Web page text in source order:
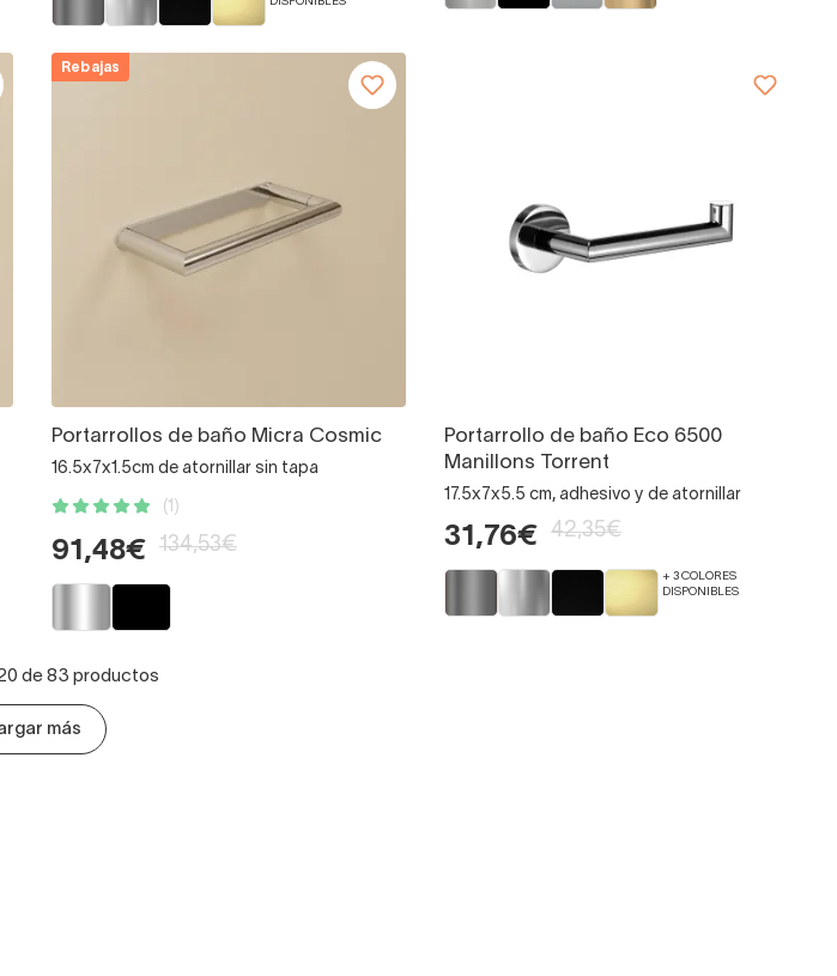
DISPONIBLES
Rebajas
Portarrollos de baño Micra Cosmic
16.5x7x1.5cm de atornillar sin tapa
(1)
91,48€ 134,53€
Portarrollo de baño Eco 6500
Manillons Torrent
17.5x7x5.5 cm, adhesivo y de atornillar
31,76€ 42,35€
+ 3 COLORES
DISPONIBLES
de 83 productos
más